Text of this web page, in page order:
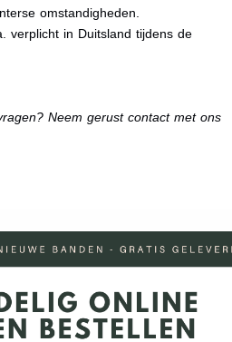
omstandigheden.
verplicht in Duitsland tijdens de
Neem gerust contact met ons